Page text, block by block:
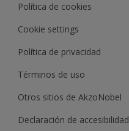
Política de cookies
Cookie settings
Política de privacidad
Términos de uso
Otros sitios de AkzoNobel
Declaración de accesibilidad